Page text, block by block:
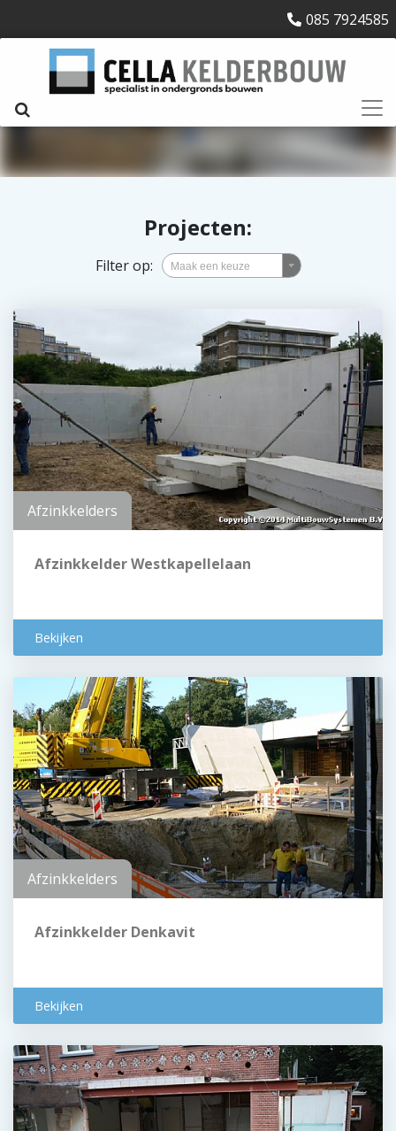
085 7924585
Projecten:
Filter op:
Afzinkkelders
Afzinkkelder Westkapellelaan
Bekijken
Afzinkkelders
Afzinkkelder Denkavit
Bekijken